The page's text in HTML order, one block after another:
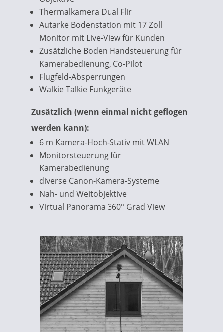
Thermalkamera Dual Flir
Autarke Bodenstation mit 17 Zoll
Monitor mit Live-View für Kunden
Zusätzliche Boden Handsteuerung für
Kamerabedienung, Co-Pilot
Flugfeld-Absperrungen
Walkie Talkie Funkgeräte
Zusätzlich (wenn einmal nicht geflogen
werden kann):
6 m Kamera-Hoch-Stativ mit WLAN
Monitorsteuerung für
Kamerabedienung
diverse Canon-Kamera-Systeme
Nah- und Weitobjektive
Virtual Panorama 360° Grad View